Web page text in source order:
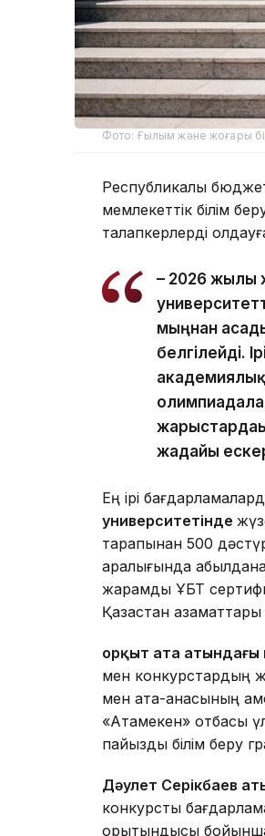
Фото: Ғылым және жоғары
Республикалық
мемлекеттік білім
талапкерлерді
– 2026 жылы
мыңнан
белгілейді.
академиялық
жағдайы
Ең ірі
университетінде
тарапынан 500
аралығында
жарамды ҰБТ
Қазақстан
Қорқыт ата атындағы
мен конкурстардың
мен ата-анасының
«Атамекен» отбасы
пайыздық білім беру
Дәулет Серікбаев
конкурстық
қорытындысы